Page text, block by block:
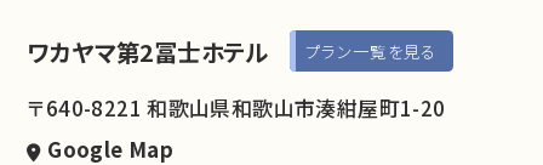
ワカヤマ第2冨士ホテル プラン一覧を見る
〒640-8221 和歌山県和歌山市湊紺屋町1-20
Google Map